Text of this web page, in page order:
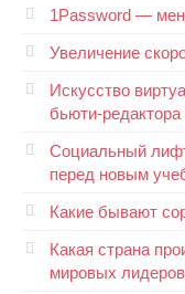
1Password —
Увеличение
Искусство
бьюти-редактора
Социальный
перед новым
Какие бывают
Какая страна
мировых лидеров